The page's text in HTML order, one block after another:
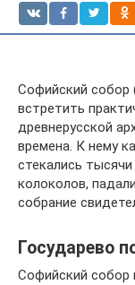
Софийский собор
встретить
древнерусской
времена. К нему
стекались
колоколов,
собрание
Государево
Софийский собор